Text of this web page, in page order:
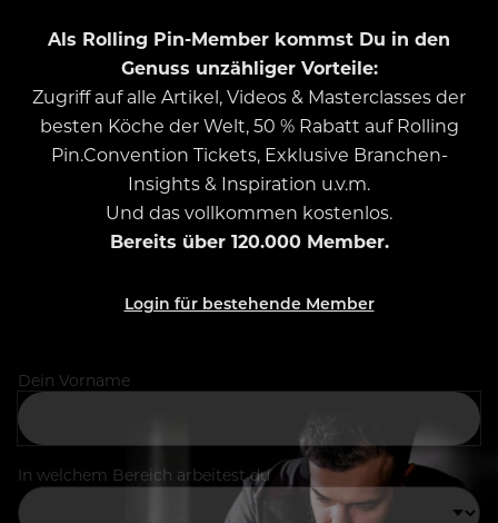
Als Rolling Pin-Member kommst Du in den
Genuss unzähliger Vorteile:
Zugriff auf alle Artikel, Videos & Masterclasses der
besten Köche der Welt, 50 % Rabatt auf Rolling
Pin.Convention Tickets, Exklusive Branchen-
Insights & Inspiration u.v.m.
Und das vollkommen kostenlos.
Bereits über 120.000 Member.
Login für bestehende Member
Dein Vorname
In welchem Bereich arbeitest du